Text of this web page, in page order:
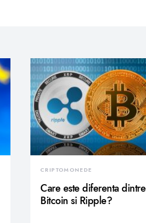
CRIPTOMONEDE
Care este diferenta dintre
Bitcoin si Ripple?